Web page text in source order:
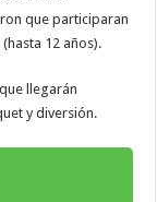
que participaran
12 años).
llegarán
y diversión.